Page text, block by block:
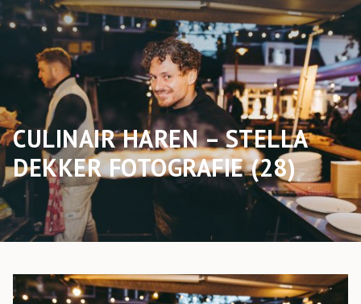
CULINAIR HAREN – STELLA
DEKKER FOTOGRAFIE (28)